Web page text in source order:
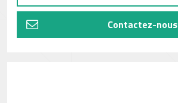
Contactez-nous